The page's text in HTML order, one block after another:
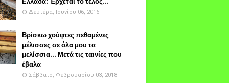
Δευτέρα, Ιουνίου 06, 2016
Βρίσκω χούφτες πεθαμένες
μέλισσες σε όλα μου τα
μελίσσια... Μετά τις ταινίες που
έβαλα
Σάββατο, Φεβρουαρίου 03, 2018